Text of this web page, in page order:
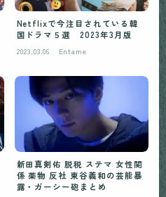
Netflixで今注目されている韓
国ドラマ５選 2023年3月版
2023.03.06 Entame
新田真剣佑 脱税 ステマ 女性関
係 薬物 反社 東谷義和の芸能暴
露・ガーシー砲まとめ